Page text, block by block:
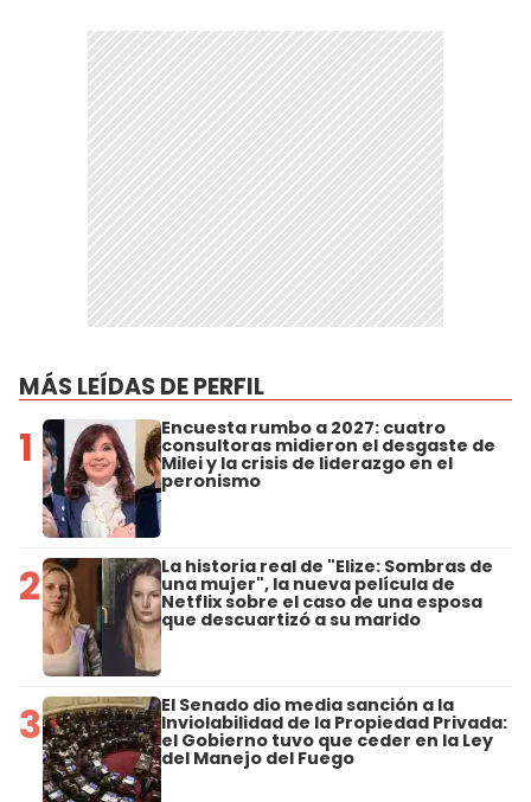
MÁS LEÍDAS DE PERFIL
1 Encuesta rumbo a 2027: cuatro
consultoras midieron el desgaste de
Milei y la crisis de liderazgo en el
peronismo
2 La historia real de "Elize: Sombras de
una mujer", la nueva película de
Netflix sobre el caso de una esposa
que descuartizó a su marido
3 El Senado dio media sanción a la
Inviolabilidad de la Propiedad Privada:
el Gobierno tuvo que ceder en la Ley
del Manejo del Fuego